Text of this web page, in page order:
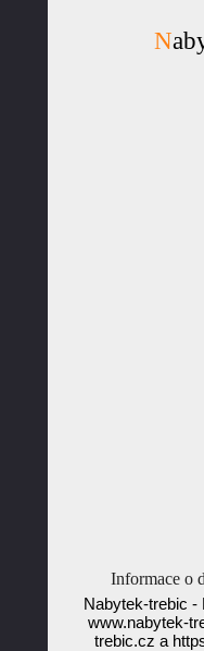
Informace o
Nabytek-trebic -
www.nabytek-
trebic.cz a